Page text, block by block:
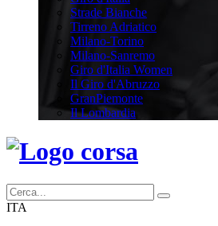
Strade Bianche
Tirreno Adriatico
Milano-Torino
Milano-Sanremo
Giro d'Italia Women
Il Giro d'Abruzzo
GranPiemonte
Il Lombardia
ITA